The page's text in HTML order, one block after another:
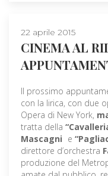
22 aprile 2015
CINEMA AL
Il prossimo
con la lirica, con due
Opera di New York,
tratta della
Mascagni e
direttore d’orchestra
produzione del